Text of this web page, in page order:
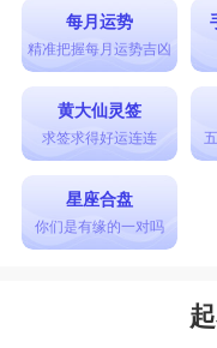
每月运势
精准把握每月运势吉凶
黄大仙灵签
求签求得好运连连
星座合盘
你们是有缘的一对吗